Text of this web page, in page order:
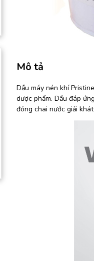
Mô tả
Dầu máy nén khí
dược phẩm. Dầu đáp
đóng chai nước giải